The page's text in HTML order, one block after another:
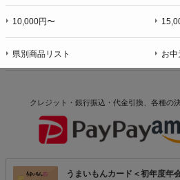
10,000円〜
県別商品リスト お
クレジット・銀行振込・代金引換、各種の
うまいもんカード＜初年度年